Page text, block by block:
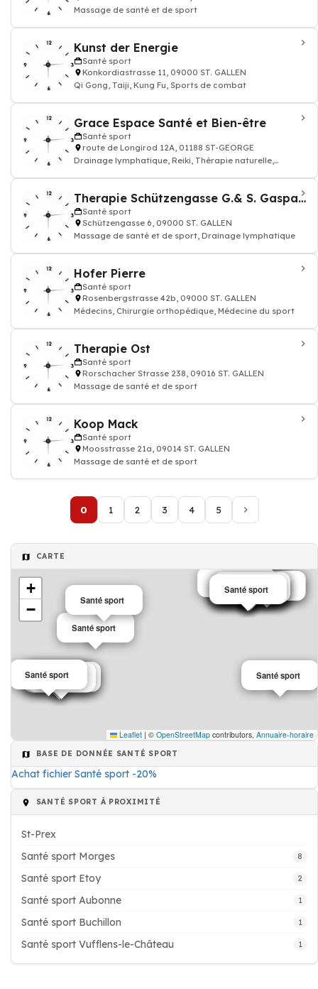
Massage de santé et de sport
Kunst der Energie
Santé sport
Konkordiastrasse 11, 09000 ST. GALLEN
Qi Gong, Taiji, Kung Fu, Sports de combat
Grace Espace Santé et Bien-être
Santé sport
route de Longirod 12A, 01188 ST-GEORGE
Drainage lymphatique, Reiki, Thérapie naturelle,
Therapie Schützengasse G.& S. Gasparrini
Santé sport
Schützengasse 6, 09000 ST. GALLEN
Massage de santé et de sport, Drainage lymphatique
Hofer Pierre
Santé sport
Rosenbergstrasse 42b, 09000 ST. GALLEN
Médecins, Chirurgie orthopédique, Médecine du sport
Therapie Ost
Santé sport
Rorschacher Strasse 238, 09016 ST. GALLEN
Massage de santé et de sport
Koop Mack
Santé sport
Moosstrasse 21a, 09014 ST. GALLEN
Massage de santé et de sport
0 1 2 3 4 5
CARTE
Santé sport
Infirmière
Association
Infirmier
Santé sport
Santé sport
Santé sport
Santé sport
Santé sport
Santé sport
Santé sport
Santé sport
Santé sport
Santé sport
Santé sport
Santé sport
Santé sport
Santé sport
Santé sport
+
−
Leaflet | © OpenStreetMap contributors, Annuaire-horaire
BASE DE DONNÉE SANTÉ SPORT
Achat fichier Santé sport -20%
SANTÉ SPORT À PROXIMITÉ
St-Prex
Santé sport Morges
8
Santé sport Etoy 2
Santé sport Aubonne 1
Santé sport Buchillon 1
Santé sport Vufflens-le-Château 1